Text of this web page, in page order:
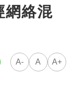
網絡混
A- A A+